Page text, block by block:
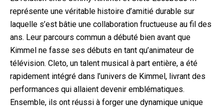
représente une véritable histoire d’amitié durable sur
laquelle s’est bâtie une collaboration fructueuse au fil des
ans. Leur parcours commun a débuté bien avant que
Kimmel ne fasse ses débuts en tant qu’animateur de
télévision. Cleto, un talent musical à part entière, a été
rapidement intégré dans l’univers de Kimmel, livrant des
performances qui allaient devenir emblématiques.
Ensemble, ils ont réussi à forger une dynamique unique